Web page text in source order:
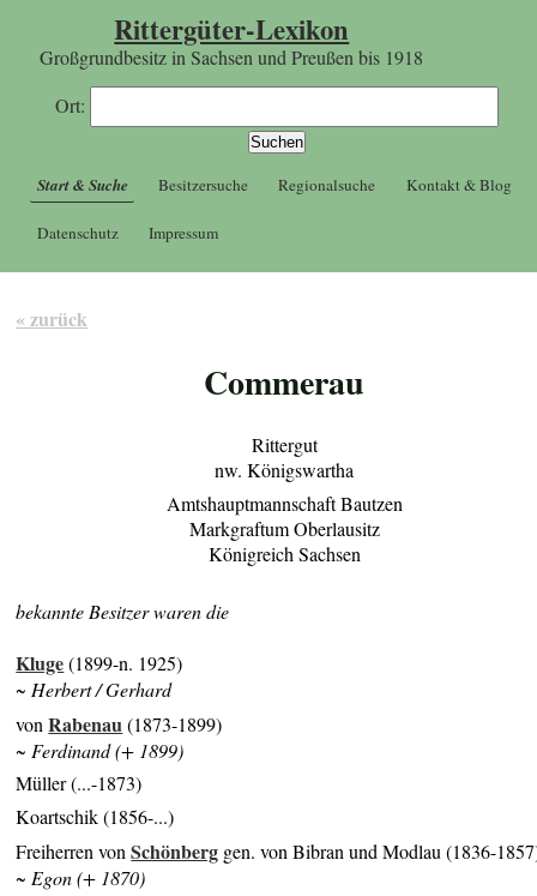
Rittergüter-Lexikon
Großgrundbesitz in Sachsen und Preußen bis 1918
Ort:
Start & Suche Besitzersuche Regionalsuche Kontakt & Blog
Datenschutz Impressum
« zurück
Commerau
Rittergut
nw. Königswartha
Amtshauptmannschaft Bautzen
Markgraftum Oberlausitz
Königreich Sachsen
bekannte Besitzer waren die
Kluge(1899-n. 1925)
~ Herbert / Gerhard
vonRabenau(1873-1899)
~ Ferdinand (+ 1899)
Müller (...-1873)
Koartschik (1856-...)
Freiherren vonSchönberg gen. von Bibran und Modlau (1836-
~ Egon (+ 1870)